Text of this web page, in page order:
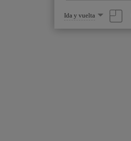
Seleccione
una
opción
Ida y vuelta